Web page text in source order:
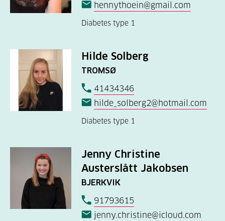
hennythoein@gmail.com
Diabetes type 1
Hilde Solberg
TROMSØ
41434346
hilde_solberg2@hotmail.com
Diabetes type 1
Jenny Christine
Austerslått Jakobsen
BJERKVIK
91793615
jenny.christine@icloud.com